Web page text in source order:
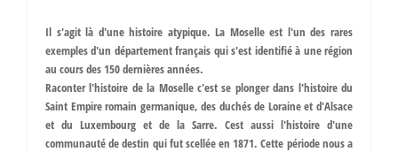
Il s'agit là d'une histoire atypique. La Moselle est l'un des rares
exemples d'un département français qui s'est identifié à une région
au cours des 150 dernières années.
Raconter l'histoire de la Moselle c'est se plonger dans l'histoire du
Saint Empire romain germanique, des duchés de Loraine et d'Alsace
et du Luxembourg et de la Sarre. Cest aussi l'histoire d'une
communauté de destin qui fut scellée en 1871. Cette période nous a